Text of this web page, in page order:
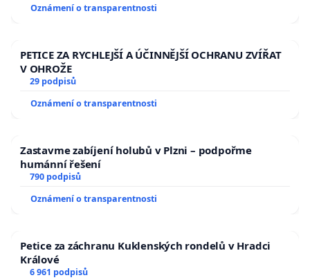
Oznámení o transparentnosti
PETICE ZA RYCHLEJŠÍ A ÚČINNĚJŠÍ OCHRANU ZVÍŘAT
V OHROŽE
29 podpisů
Oznámení o transparentnosti
Zastavme zabíjení holubů v Plzni – podpořme
humánní řešení
790 podpisů
Oznámení o transparentnosti
Petice za záchranu Kuklenských rondelů v Hradci
Králové
6 961 podpisů